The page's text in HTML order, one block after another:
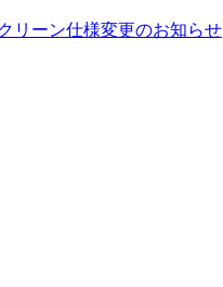
リーン仕様変更のお知らせ